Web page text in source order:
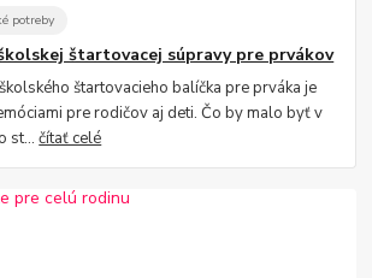
potreby
štartovacej súpravy pre prvákov
štartovacieho balíčka pre prváka je
pre rodičov aj deti. Čo by malo byť v
st...čítať celé